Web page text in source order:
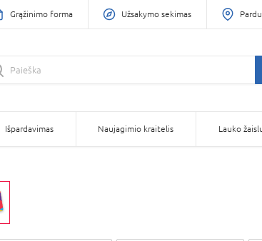
Grąžinimo forma Užsakymo sekimas
Išpardavimas Naujagimio kraitelis Lauko